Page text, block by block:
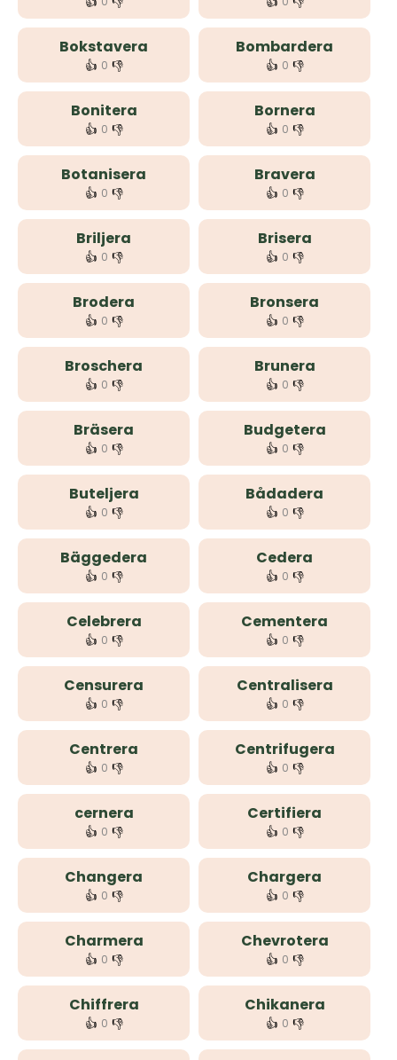
Bokstavera
👍 0 👎
Bombardera
👍 0 👎
Bonitera
👍 0 👎
Bornera
👍 0 👎
Botanisera
👍 0 👎
Bravera
👍 0 👎
Briljera
👍 0 👎
Brisera
👍 0 👎
Brodera
👍 0 👎
Bronsera
👍 0 👎
Broschera
👍 0 👎
Brunera
👍 0 👎
Bräsera
👍 0 👎
Budgetera
👍 0 👎
Buteljera
👍 0 👎
Bådadera
👍 0 👎
Bäggedera
👍 0 👎
Cedera
👍 0 👎
Celebrera
👍 0 👎
Cementera
👍 0 👎
Censurera
👍 0 👎
Centralisera
👍 0 👎
Centrera
👍 0 👎
Centrifugera
👍 0 👎
cernera
👍 0 👎
Certifiera
👍 0 👎
Changera
👍 0 👎
Chargera
👍 0 👎
Charmera
👍 0 👎
Chevrotera
👍 0 👎
Chiffrera
👍 0 👎
Chikanera
👍 0 👎